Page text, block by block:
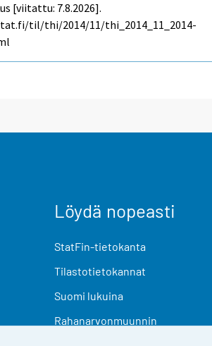
[viitattu: 7.8.2026].
til/thi/2014/11/thi_2014_11_2014-
Löydä nopeasti
StatFin-tietokanta
Tilastotietokannat
Suomi lukuina
Rahanarvonmuunnin